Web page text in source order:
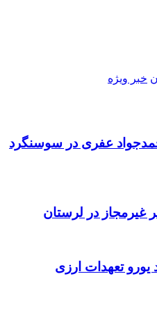
چهارشنبه سی و
را به لرزه درآورد